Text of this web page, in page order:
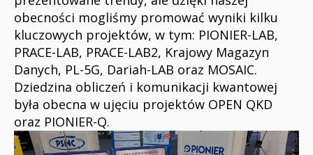
obecności mogliśmy promować wyniki kilku
kluczowych projektów, w tym: PIONIER-LAB,
PRACE-LAB, PRACE-LAB2, Krajowy Magazyn
Danych, PL-5G, Dariah-LAB oraz MOSAIC.
Dziedzina obliczeń i komunikacji kwantowej
była obecna w ujęciu projektów OPEN QKD
oraz PIONIER-Q.